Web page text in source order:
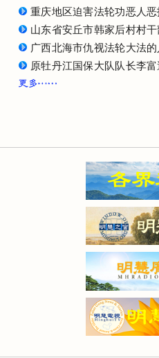
重庆地区迫害法轮功恶人恶
山东省安丘市韩家后村村
广西北海市仇视法轮大法
原牡丹江国保大队队长李